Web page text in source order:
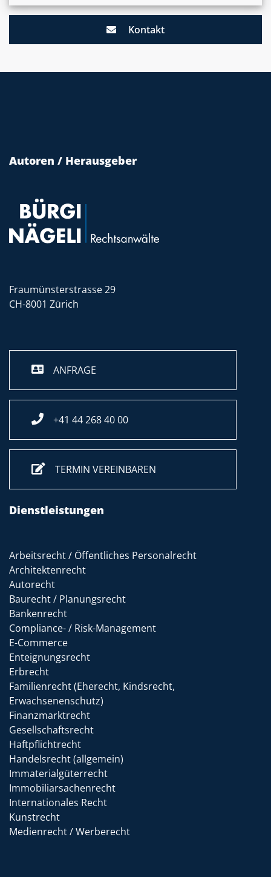
Kontakt
Autoren / Herausgeber
Fraumünsterstrasse 29
CH-8001 Zürich
ANFRAGE
+41 44 268 40 00
TERMIN VEREINBAREN
Dienstleistungen
Arbeitsrecht / Öffentliches Personalrecht
Architektenrecht
Autorecht
Baurecht / Planungsrecht
Bankenrecht
Compliance- / Risk-Management
E-Commerce
Enteignungsrecht
Erbrecht
Familienrecht (Eherecht, Kindsrecht,
Erwachsenenschutz)
Finanzmarktrecht
Gesellschaftsrecht
Haftpflichtrecht
Handelsrecht (allgemein)
Immaterialgüterrecht
Immobiliarsachenrecht
Internationales Recht
Kunstrecht
Medienrecht / Werberecht